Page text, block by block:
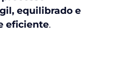
equilibrado e
eficiente.